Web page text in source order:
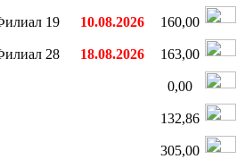
19 10.08.2026 160,00
28 18.08.2026 163,00
0,00
132,86
305,00